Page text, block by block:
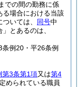
での間の勤務に係
る場合における当該
いては、 同号中
とあるのは、
例20・平26条例
第3条第1項又は第4
められている職員